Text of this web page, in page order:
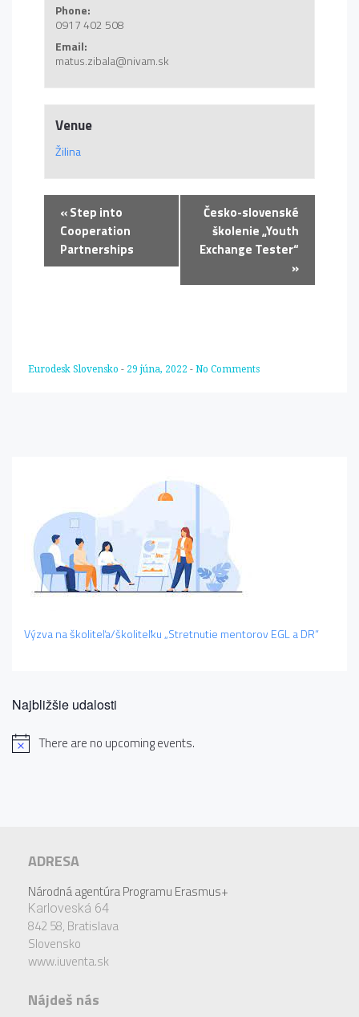
Phone:
0917 402 508
Email:
matus.zibala@nivam.sk
Venue
Žilina
«Step into
Cooperation
Partnerships
Česko-slovenské
školenie „Youth
Exchange Tester“
»
Eurodesk Slovensko - 29 júna, 2022 - No Comments
Výzva na školiteľa/školiteľku „Stretnutie mentorov EGL a DR“
Najbližšie udalosti
There are no upcoming events.
ADRESA
Národná agentúra Programu Erasmus+
Karloveská 64
842 58, Bratislava
Slovensko
www.iuventa.sk
Nájdeš nás